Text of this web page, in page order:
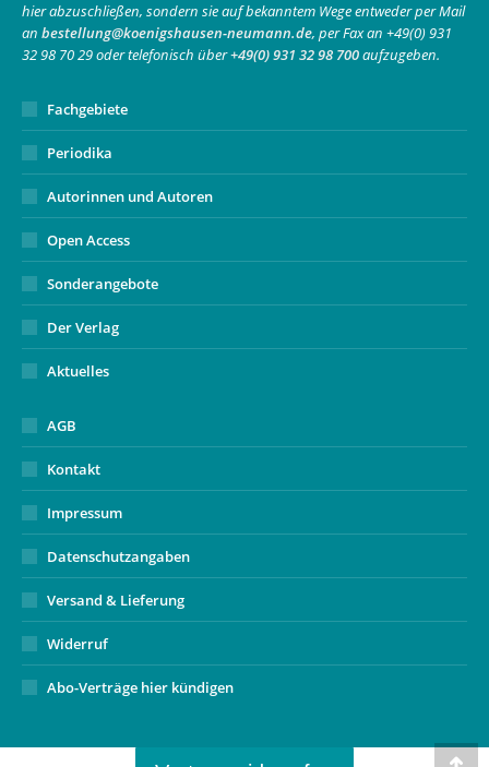
new
window
new
window
in
new
window
hier abzuschließen, sondern sie auf bekanntem Wege entweder per Mail
an bestellung@koenigshausen-neumann.de, per Fax an +49(0) 931
32 98 70 29 oder telefonisch über+49(0) 931 32 98 700aufzugeben.
Fachgebiete
Periodika
Autorinnen und Autoren
Open Access
Sonderangebote
Der Verlag
Aktuelles
AGB
Kontakt
Impressum
Datenschutzangaben
Versand & Lieferung
Widerruf
Abo-Verträge hier kündigen